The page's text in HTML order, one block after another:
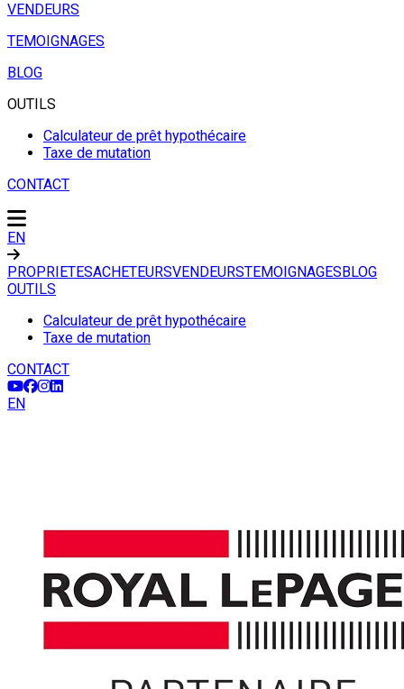
VENDEURS
TEMOIGNAGES
BLOG
OUTILS
Calculateur de prêt hypothécaire
Taxe de mutation
CONTACT
EN
PROPRIETESACHETEURSVENDEURSTEMOIGNAGESBLOG
OUTILS
Calculateur de prêt hypothécaire
Taxe de mutation
CONTACT
EN